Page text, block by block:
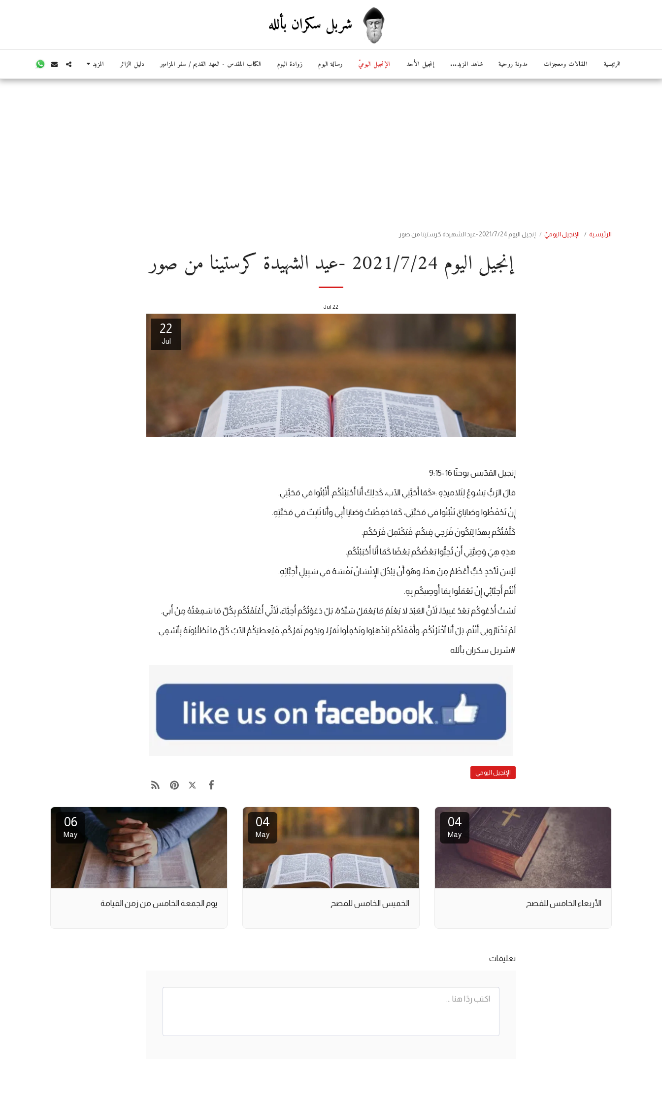
شربل سكران بألله
الرئيسية المقالات ومعجزات مدونة روحية شاهد المزيد... إنجيل الأحد الإنجيل اليوميّ رسالة اليوم زوادة اليوم الكتاب المقدس - العهد القديم / سفر المزامير دليل الزائر المزيد
الرئيسية الإنجيل اليوميّ إنجيل اليوم 2021/7/24 -عيد الشهيدة كرستينا من صور
إنجيل اليوم 2021/7/24 -عيد الشهيدة كرستينا من صور
22
Jul
22
Jul
إنجيل القدّيس يوحنّا 16-9:15
قالَ الرَبُّ يَسُوعُ لِتَلاميذِهِ :«كَمَا أَحَبَّنِي الآب، كَذلِكَ أَنَا أَحْبَبْتُكُم. أُثْبُتُوا في مَحَبَّتِي.
إِنْ تَحْفَظُوا وصَايَايَ تَثْبُتُوا في مَحَبَّتِي، كَمَا حَفِظْتُ وَصَايَا أَبِي وأَنَا ثَابِتٌ في مَحَبَّتِهِ.
كَلَّمْتُكُم بِهذَا لِيَكُونَ فَرَحِي فِيكُم، فَيَكْتَمِلَ فَرَحُكُم.
هذِهِ هِيَ وَصِيَّتِي أَنْ تُحِبُّوا بَعْضُكُم بَعْضًا كَمَا أَنَا أَحْبَبْتُكُم.
لَيْسَ لأَحَدٍ حُبٌّ أَعْظَمُ مِنْ هذَا، وهُوَ أَنْ يَبْذُلَ الإِنْسَانُ نَفْسَهُ في سَبِيلِ أَحِبَّائِهِ.
أَنْتُم أَحِبَّائِي إِنْ تَعْمَلُوا بِمَا أُوصِيكُم بِهِ.
لَسْتُ أَدْعُوكُم بَعْدُ عَبِيدًا، لأَنَّ العَبْدَ لا يَعْلَمُ مَا يَعْمَلُ سَيِّدُهُ، بَلْ دَعَوْتُكُم أَحِبَّاءَ، لأَنِّي أَعْلَمْتُكُم بِكُلِّ مَا سَمِعْتُهُ مِنْ أَبي.
لَمْ تَخْتَارُونِي أَنْتُم، بَلْ أَنَا ٱخْتَرْتُكُم، وأَقَمْتُكُم لِتَذْهَبُوا وتَحْمِلُوا ثَمَرًا، ويَدُومَ ثَمَرُكُم، فَيُعطيَكُمُ الآبُ كُلَّ مَا تَطْلُبُونَهُ بِٱسْمِي.
#شربل سكران بألله
الإنجيل اليومي
04
May
الأربعاء الخامس للفصح
04
May
الخميس الخامس للفصح
06
May
يوم الجمعة الخامس من زمن القيامة
تعليقات